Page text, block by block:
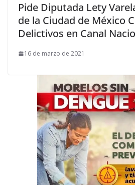
Pide Diputada Lety
de la Ciudad de México
Delictivos en Canal
16 de marzo de 2021